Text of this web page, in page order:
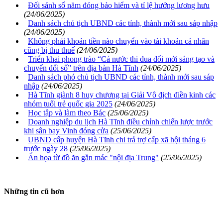
Đối sánh số năm đóng bảo hiểm và tỉ lệ hưởng lương hưu
(24/06/2025)
Danh sách chủ tịch UBND các tỉnh, thành mới sau sáp nhập
(24/06/2025)
Không phải khoản tiền nào chuyển vào tài khoản cá nhân
cũng bị thu thuế (24/06/2025)
Triển khai phong trào “Cả nước thi đua đổi mới sáng tạo và
chuyển đổi số” trên địa bàn Hà Tĩnh (24/06/2025)
Danh sách phó chủ tịch UBND các tỉnh, thành mới sau sáp
nhập (24/06/2025)
Hà Tĩnh giành 8 huy chương tại Giải Vô địch điền kinh các
nhóm tuổi trẻ quốc gia 2025 (24/06/2025)
Học tập và làm theo Bác (25/06/2025)
Doanh nghiệp du lịch Hà Tĩnh điều chỉnh chiến lược trước
khi sân bay Vinh đóng cửa (25/06/2025)
UBND cấp huyện Hà Tĩnh chi trả trợ cấp xã hội tháng 6
trước ngày 28 (25/06/2025)
Ẩn họa từ đồ ăn gắn mác "nội địa Trung" (25/06/2025)
Những tin cũ hơn